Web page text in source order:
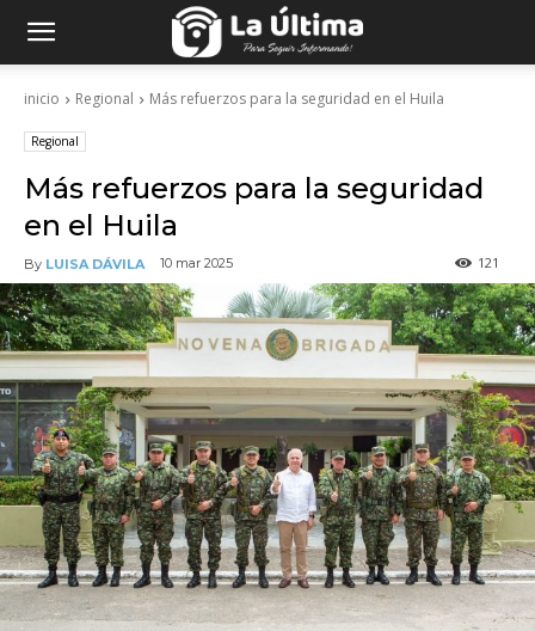
inicio Regional Más refuerzos para la seguridad en el Huila
Regional
Más refuerzos para la seguridad
en el Huila
By LUISA DÁVILA 10 mar 2025 121